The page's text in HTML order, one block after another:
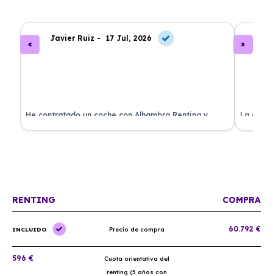
Javier Ruiz - 17 Jul, 2026
He contratado un coche con Alhambra Renting y
estoy impresionado. Todo ha sido transparente y sin
La
RENTING COMPRA
INCLUIDO Precio de compra 60.792 €
596 €
Cuota orientativa del
renting (5 años con